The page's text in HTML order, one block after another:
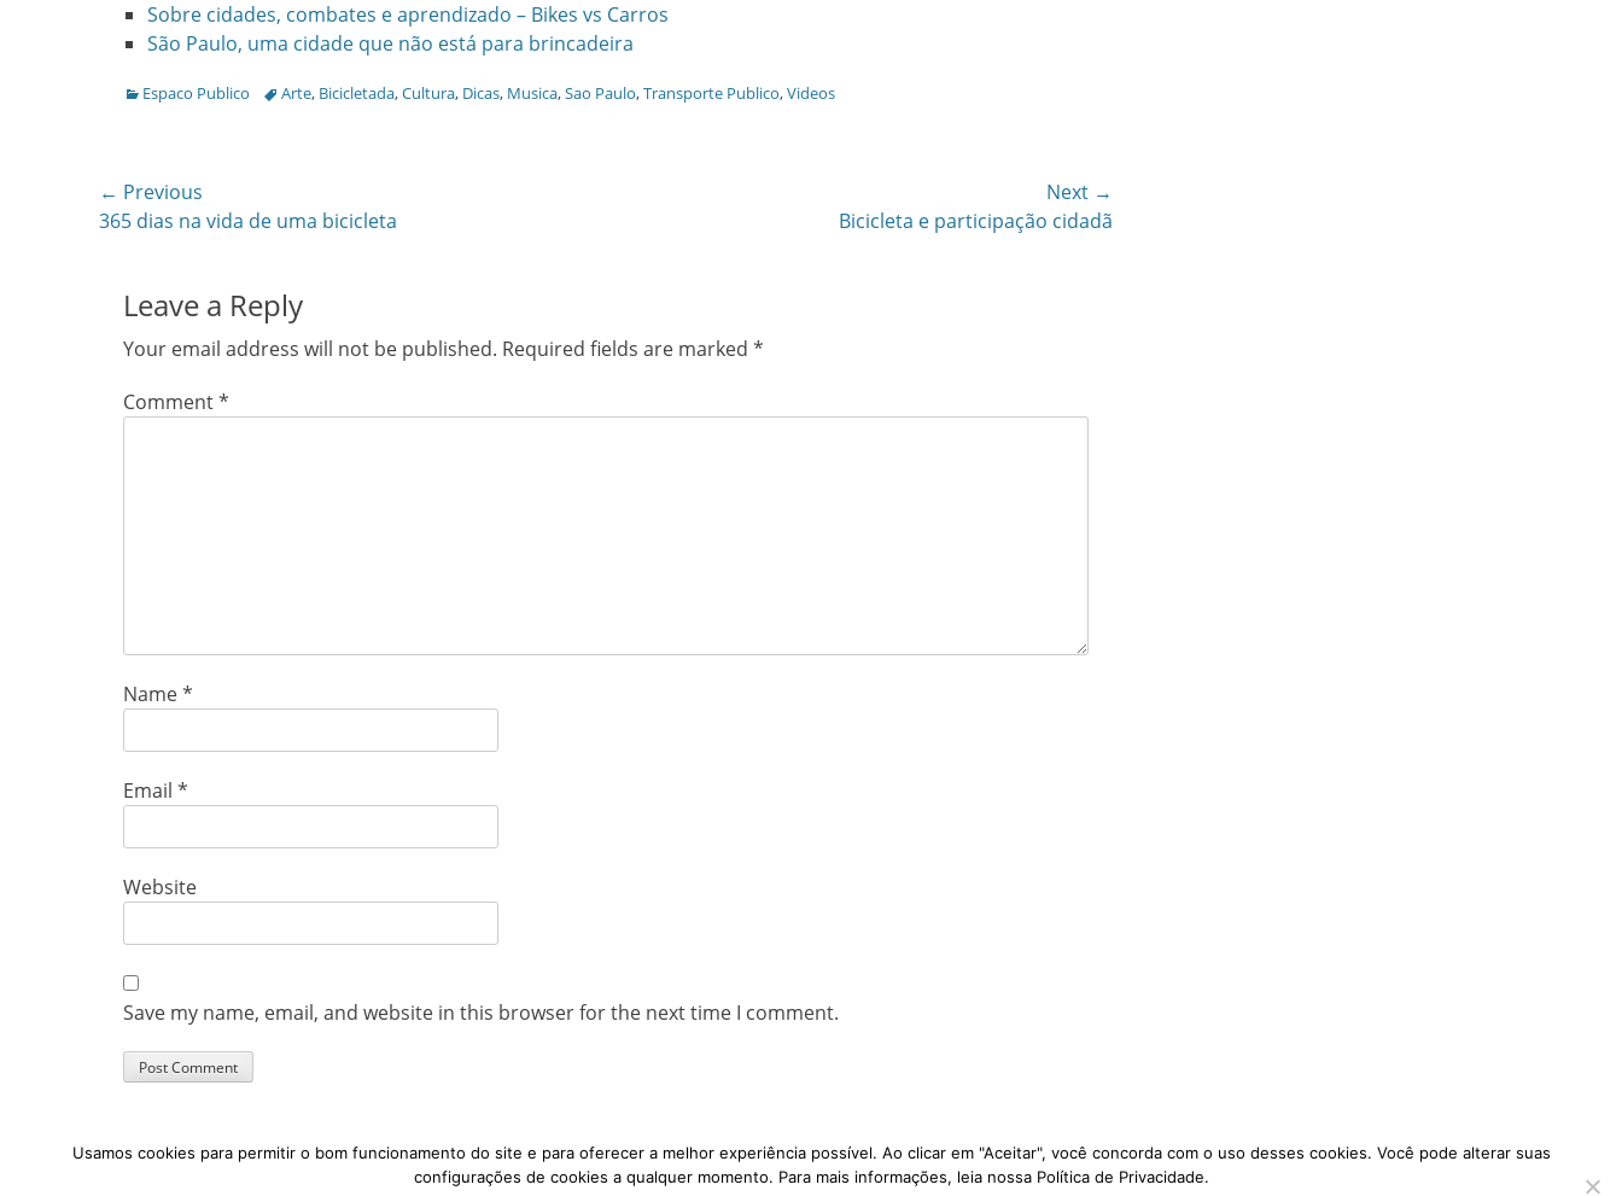
Sobre cidades, combates e aprendizado – Bikes vs Carros
São Paulo, uma cidade que não está para brincadeira
Categories
Espaco Publico TagsArte, Bicicletada,Cultura, Dicas, Musica,Sao Paulo,Transporte Publico,Videos
Post
navigation
← Previous
Previous
365 dias na vida de uma bicicleta
Next →
Bicicleta e participação cidadã
Leave a Reply
Your email address will not be published. Required fields are marked *
Comment*
Name*
Email *
Website
Save my name, email, and website in this browser for the next time I comment.
Usamos cookies para permitir o bom funcionamento do site e para oferecer a melhor experiência possível. Ao clicar em "Aceitar", você concorda com o uso desses cookies. Você pode alterar suas
configurações de cookies a qualquer momento. Para mais informações, leia nossa Política de Privacidade.